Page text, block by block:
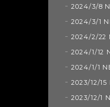
2024/3/8
2024/3/1
2024/2/22
2024/1/12
2024/1/1
2023/12/15
2023/12/1